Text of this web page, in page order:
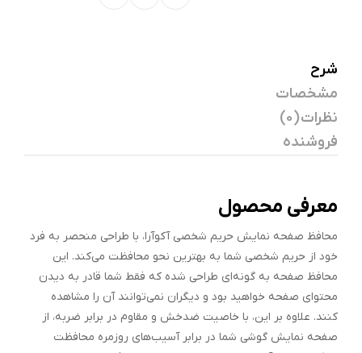
شرح
مشخصات
نظرات (0)
فروشنده
معرفی محصول
محافظ صفحه نمایش حریم شخصی آکوآرا، با طراحی منحصر به فرد
خود از حریم شخصی شما به بهترین نحو محافظت می‌کند. این
محافظ صفحه به گونه‌ای طراحی شده که فقط شما قادر به دیدن
محتوای صفحه خواهید بود و دیگران نمی‌توانند آن را مشاهده
کنند. علاوه بر این، با خاصیت ضدخش و مقاوم در برابر ضربه، از
صفحه نمایش گوشی شما در برابر آسیب‌های روزمره محافظت